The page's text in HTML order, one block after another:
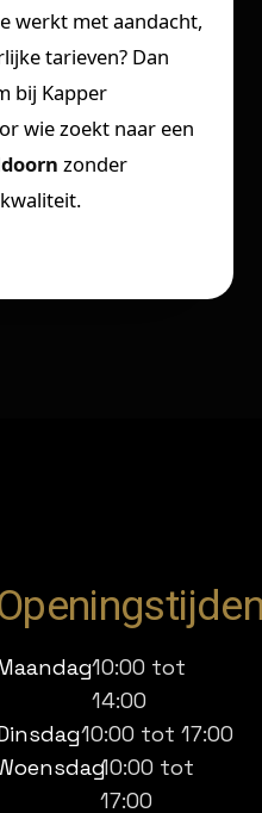
werkt met aandacht,
tarieven? Dan
bij Kapper
wie zoekt naar een
zonder
10:00 tot
14:00
10:00 tot 17:00
10:00 tot
17:00